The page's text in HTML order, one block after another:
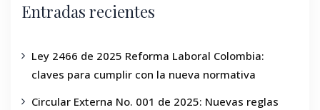
Entradas recientes
Ley 2466 de 2025 Reforma Laboral Colombia:
claves para cumplir con la nueva normativa
Circular Externa No. 001 de 2025: Nuevas reglas